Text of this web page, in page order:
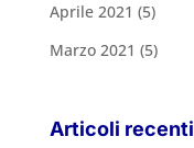
Aprile 2021 (5)
Marzo 2021 (5)
Articoli recenti